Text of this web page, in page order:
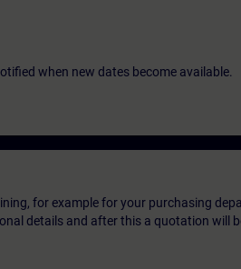
when new dates become available.
for example for your purchasing
details and after this a quotation will